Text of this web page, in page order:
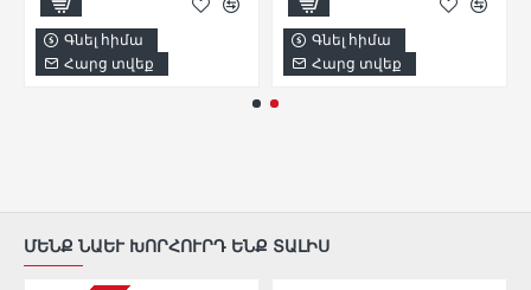
Գնել հիմա
Հարց տվեք
Գնել հիմա
Հարց տվեք
ՄԵՆՔ ՆԱԵՒ ԽՈՐՀՈՒՐԴ ԵՆՔ ՏԱԼԻՍ